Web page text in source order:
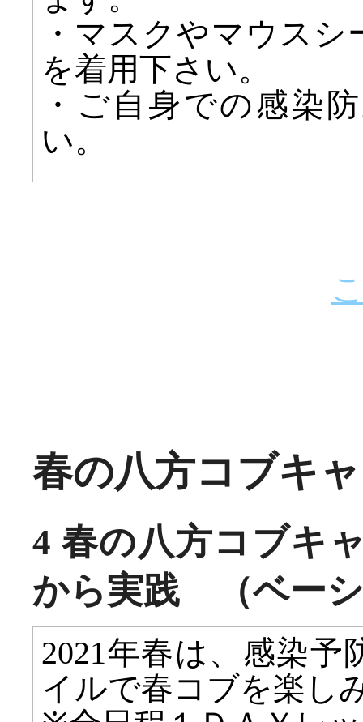
・マスクやマウス
を着用下さい。
・ご自身での感染
い。
春の八方コブキ
4 春の八方コブキ
から実践 （ベー
2021年春は、感染
イルで春コブを楽し